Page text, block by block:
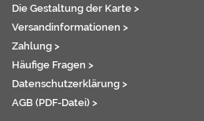
Die Gestaltung der Karte >
Versandinformationen >
Zahlung >
Häufige Fragen >
Datenschutzerklärung >
AGB (PDF-Datei) >